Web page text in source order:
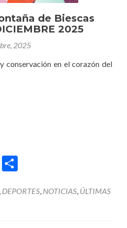
de Biescas
2025
2025
conservación en el corazón del
Email
, DEPORTES, NOTICIAS, ÚLTIMAS